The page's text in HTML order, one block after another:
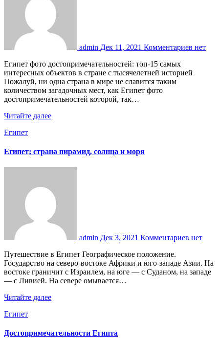
admin Дек 11, 2021 Комментариев нет
Египет фото достопримечательностей: топ-15 самых
интересных объектов в стране с тысячелетней историей
Пожалуй, ни одна страна в мире не славится таким
количеством загадочных мест, как Египет фото
достопримечательностей которой, так…
Читайте далее
Египет
Египет; страна пирамид, солнца и моря
admin Дек 3, 2021 Комментариев нет
Путешествие в Египет Географическое положение.
Государство на северо-востоке Африки и юго-западе Азии. На
востоке граничит с Израилем, на юге — с Суданом, на западе
— с Ливией. На севере омывается…
Читайте далее
Египет
Достопримечательности Египта